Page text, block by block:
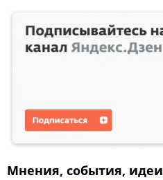
Мнения, события, идеи